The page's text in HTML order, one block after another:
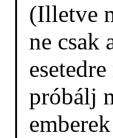
(Illetve
ne csak
próbálj